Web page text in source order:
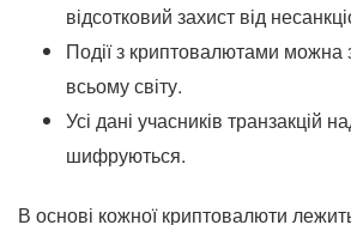
відсотковий захист від
Події з криптовалютами можна
всьому світу.
Усі дані учасників транзакцій
шифруються.
В основі кожної криптовалюти